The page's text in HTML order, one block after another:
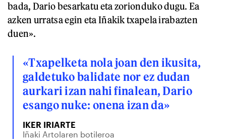
bada, Dario besarkatu eta zorionduko dugu. Ea
azken urratsa egin eta Iñakik txapela irabazten
duen».
«Txapelketa nola joan den ikusita,
galdetuko balidate nor ez dudan
aurkari izan nahi finalean, Dario
esango nuke: onena izan da»
IKER IRIARTE
Iñaki Artolaren botileroa